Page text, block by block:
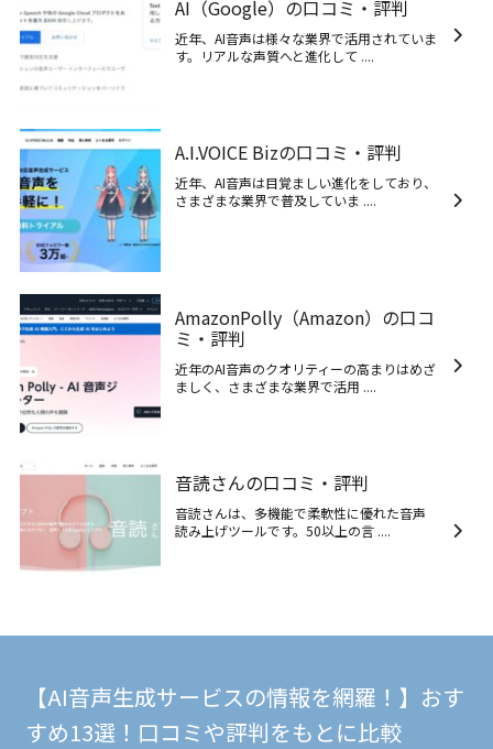
AI（Google）の口コミ・評判
近年、AI音声は様々な業界で活用されていま
す。リアルな声質へと進化して ....
A.I.VOICE Bizの口コミ・評判
近年、AI音声は目覚ましい進化をしており、
さまざまな業界で普及していま ....
AmazonPolly（Amazon）の口コ
ミ・評判
近年のAI音声のクオリティーの高まりはめざ
ましく、さまざまな業界で活用 ....
音読さんの口コミ・評判
音読さんは、多機能で柔軟性に優れた音声
読み上げツールです。50以上の言 ....
【AI音声生成サービスの情報を網羅！】おす
すめ13選！口コミや評判をもとに比較